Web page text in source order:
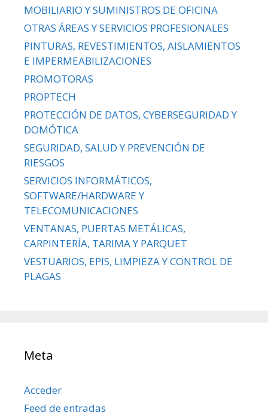
MOBILIARIO Y SUMINISTROS DE OFICINA
OTRAS ÁREAS Y SERVICIOS PROFESIONALES
PINTURAS, REVESTIMIENTOS, AISLAMIENTOS
E IMPERMEABILIZACIONES
PROMOTORAS
PROPTECH
PROTECCIÓN DE DATOS, CYBERSEGURIDAD Y
DOMÓTICA
SEGURIDAD, SALUD Y PREVENCIÓN DE
RIESGOS
SERVICIOS INFORMÁTICOS,
SOFTWARE/HARDWARE Y
TELECOMUNICACIONES
VENTANAS, PUERTAS METÁLICAS,
CARPINTERÍA, TARIMA Y PARQUET
VESTUARIOS, EPIS, LIMPIEZA Y CONTROL DE
PLAGAS
Meta
Acceder
Feed de entradas